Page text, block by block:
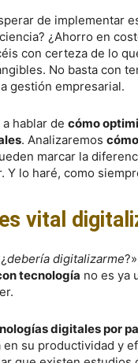
de implementar
¿Ahorro en
con certeza de lo
No basta con
gestión empresarial.
hablar de cómo
. Analizaremos
marcar la
Y lo haré, como
vital
debería digitalizarme
tecnología no es ya
digitales por
su productividad y